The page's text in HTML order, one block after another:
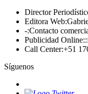
Director
Editora Web:
-:Contacto
Publicidad Online::
Call Center:+51
Síguenos